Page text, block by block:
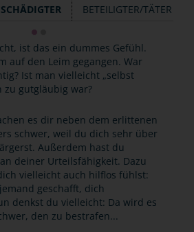
BETEILIGTER/TÄTER
ist das ein dummes Gefühl.
auf den Leim gegangen. War
Ist man vielleicht „selbst
zu gutgläubig war?
es dir neben dem erlittenen
schwer, weil du dich sehr über
Außerdem hast du
deiner Urteilsfähigkeit. Dazu
vielleicht auch hilflos fühlst:
geschafft, dich
denkst du vielleicht: Da wird es
den zu bestrafen...